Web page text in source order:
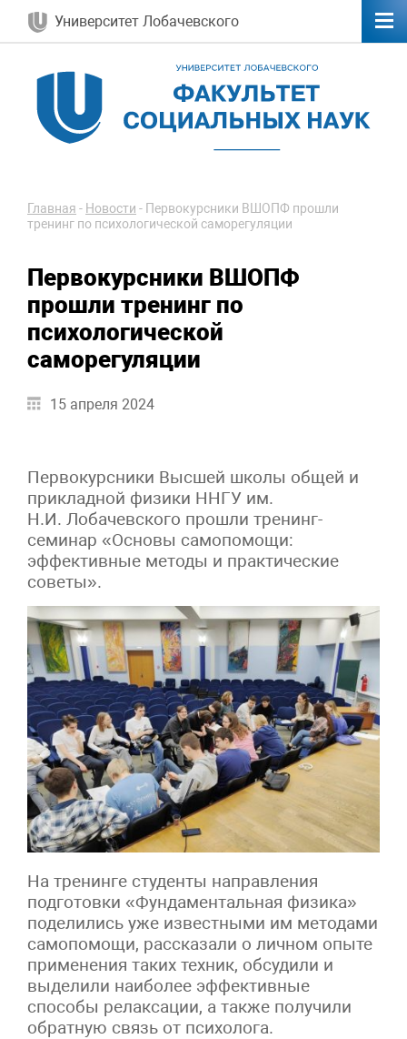
Университет Лобачевского
Главная - Новости - Первокурсники ВШОПФ прошли
тренинг по психологической саморегуляции
Первокурсники ВШОПФ
прошли тренинг по
психологической
саморегуляции
15 апреля 2024
Первокурсники Высшей школы общей и
прикладной физики ННГУ им.
Н.И. Лобачевского прошли тренинг-
семинар «Основы самопомощи:
эффективные методы и практические
советы».
На тренинге студенты направления
подготовки «Фундаментальная физика»
поделились уже известными им методами
самопомощи, рассказали о личном опыте
применения таких техник, обсудили и
выделили наиболее эффективные
способы релаксации, а также получили
обратную связь от психолога.